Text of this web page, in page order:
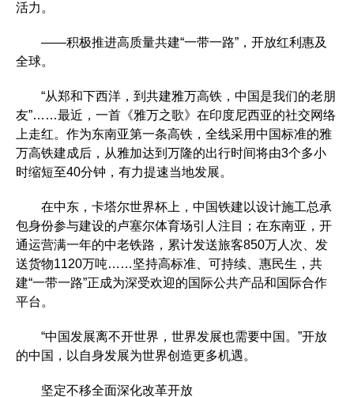
活力。
——积极推进高质量共建“一带一路”，开放红利惠及
全球。
“从郑和下西洋，到共建雅万高铁，中国是我们的老朋
友”……最近，一首《雅万之歌》在印度尼西亚的社交网络
上走红。作为东南亚第一条高铁，全线采用中国标准的雅
万高铁建成后，从雅加达到万隆的出行时间将由3个多小
时缩短至40分钟，有力提速当地发展。
在中东，卡塔尔世界杯上，中国铁建以设计施工总承
包身份参与建设的卢塞尔体育场引人注目；在东南亚，开
通运营满一年的中老铁路，累计发送旅客850万人次、发
送货物1120万吨……坚持高标准、可持续、惠民生，共
建“一带一路”正成为深受欢迎的国际公共产品和国际合作
平台。
“中国发展离不开世界，世界发展也需要中国。”开放
的中国，以自身发展为世界创造更多机遇。
坚定不移全面深化改革开放